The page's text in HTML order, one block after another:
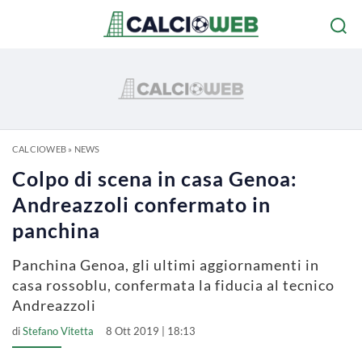
CALCIOWEB» NEWS
Colpo di scena in casa Genoa:
Andreazzoli confermato in
panchina
Panchina Genoa, gli ultimi aggiornamenti in
casa rossoblu, confermata la fiducia al tecnico
Andreazzoli
diStefano Vitetta 8 Ott 2019 | 18:13